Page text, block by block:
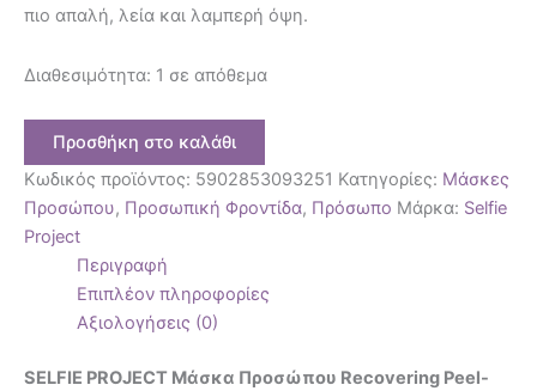
πιο απαλή, λεία και λαμπερή όψη.
Διαθεσιμότητα: 1 σε απόθεμα
Προσθήκη στο καλάθι
Κωδικός προϊόντος: 5902853093251 Κατηγορίες: Μάσκες
Προσώπου, Προσωπική Φροντίδα, Πρόσωπο Μάρκα: Selfie
Project
Περιγραφή
Επιπλέον πληροφορίες
Αξιολογήσεις (0)
SELFIE PROJECT Μάσκα Προσώπου Recovering Peel-